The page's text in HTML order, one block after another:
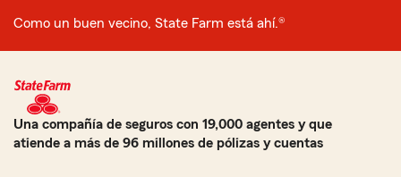
Como un buen vecino, State Farm está ahí.®
Una compañía de seguros con 19,000 agentes y que
atiende a más de 96 millones de pólizas y cuentas